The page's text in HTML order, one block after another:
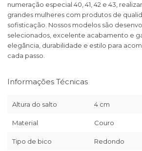
numeração especial 40, 41, 42 e 43,
grandes mulheres com produtos de
sofisticação. Nossos modelos são
selecionados, excelente acabamento e
elegância, durabilidade e estilo para
cada passo.
Informações Técnicas
Altura do salto 4 cm
Material Couro
Tipo de bico Redondo